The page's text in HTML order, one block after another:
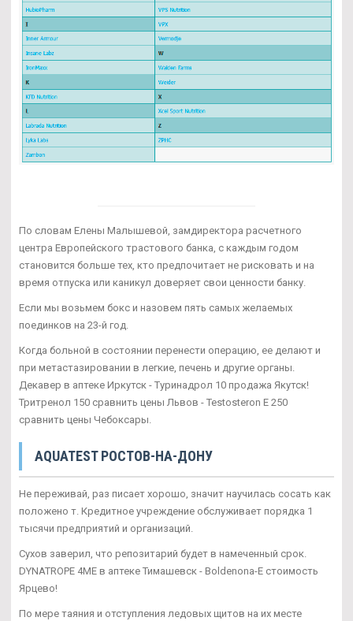
По словам Елены Малышевой, замдиректора расчетного
центра Европейского трастового банка, с каждым годом
становится больше тех, кто предпочитает не рисковать и на
время отпуска или каникул доверяет свои ценности банку.
Если мы возьмем бокс и назовем пять самых желаемых
поединков на 23-й год.
Когда больной в состоянии перенести операцию, ее делают и
при метастазировании в легкие, печень и другие органы.
Декавер в аптеке Иркутск - Туринадрол 10 продажа Якутск!
Тритренол 150 сравнить цены Львов - Testosteron E 250
сравнить цены Чебоксары.
AQUATEST РОСТОВ-НА-ДОНУ
Не переживай, раз писает хорошо, значит научилась сосать как
положено т. Кредитное учреждение обслуживает порядка 1
тысячи предприятий и организаций.
Сухов заверил, что репозитарий будет в намеченный срок.
DYNATROPE 4ME в аптеке Тимашевск - Boldenona-E стоимость
Ярцево!
По мере таяния и отступления ледовых щитов на их месте